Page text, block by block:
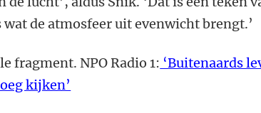
de atmosfeer uit evenwicht brengt.’
fragment. NPO Radio 1: ‘Buitenaards
kijken’